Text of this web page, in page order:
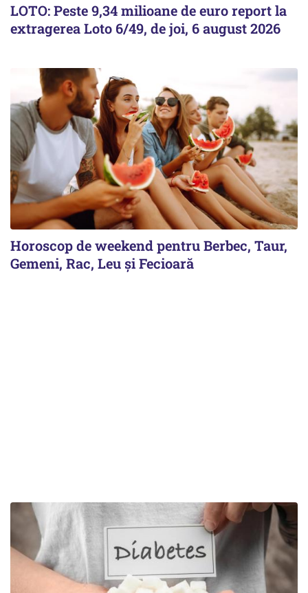
LOTO: Peste 9,34 milioane de euro report la
extragerea Loto 6/49, de joi, 6 august 2026
Horoscop de weekend pentru Berbec, Taur,
Gemeni, Rac, Leu și Fecioară